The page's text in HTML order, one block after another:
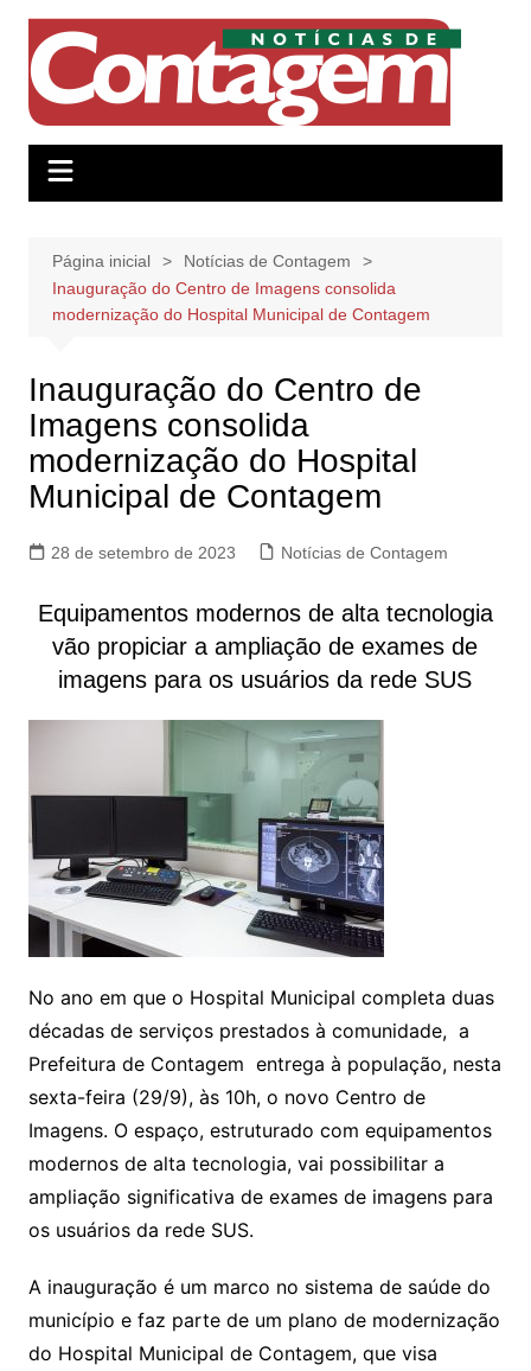
conteúdo
Página inicial
Notícias de Contagem
Inauguração do Centro de Imagens consolida
modernização do Hospital Municipal de Contagem
Inauguração do Centro de
Imagens consolida
modernização do Hospital
Municipal de Contagem
28 de setembro de 2023 Notícias de Contagem
Equipamentos modernos de alta tecnologia
vão propiciar a ampliação de exames de
imagens para os usuários da rede SUS
No ano em que o Hospital Municipal completa duas
décadas de serviços prestados à comunidade, a
Prefeitura de Contagem entrega à população, nesta
sexta-feira (29/9), às 10h, o novo Centro de
Imagens. O espaço, estruturado com equipamentos
modernos de alta tecnologia, vai possibilitar a
ampliação significativa de exames de imagens para
os usuários da rede SUS.
A inauguração é um marco no sistema de saúde do
município e faz parte de um plano de modernização
do Hospital Municipal de Contagem, que visa